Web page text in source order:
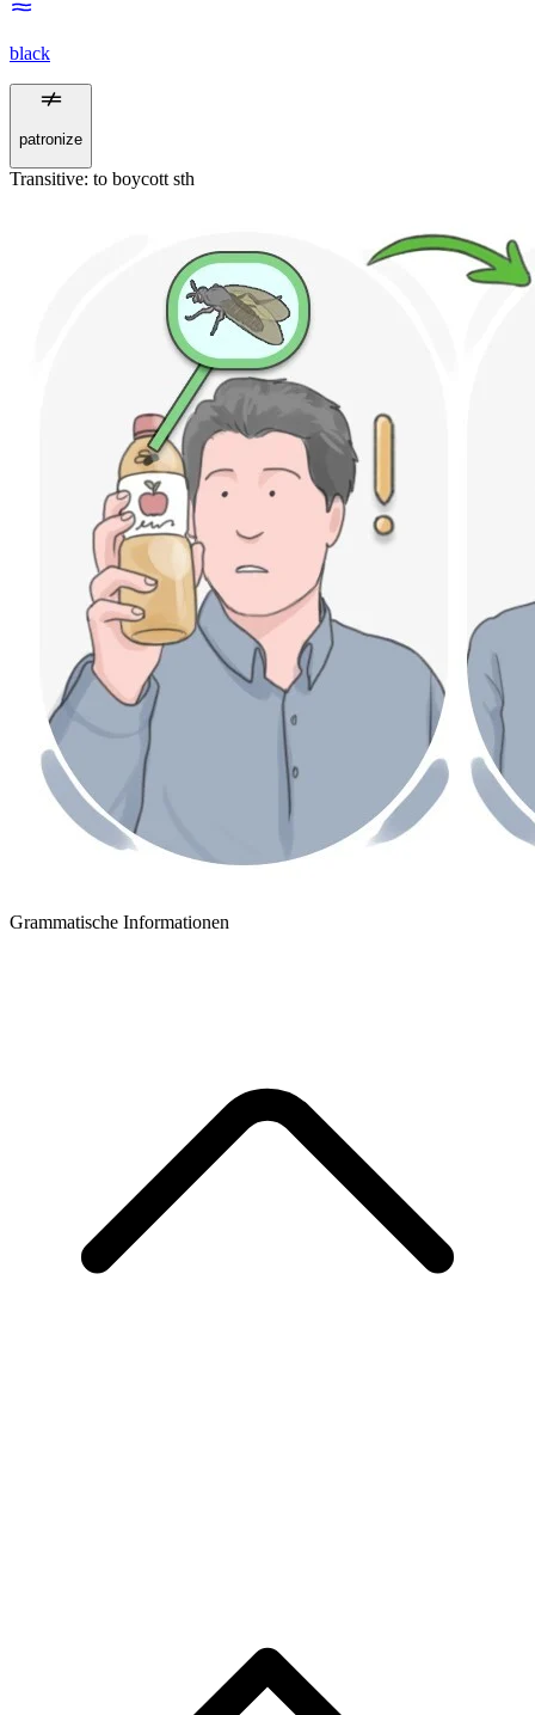
black
patronize
Transitive: to boycott sth
Grammatische Informationen